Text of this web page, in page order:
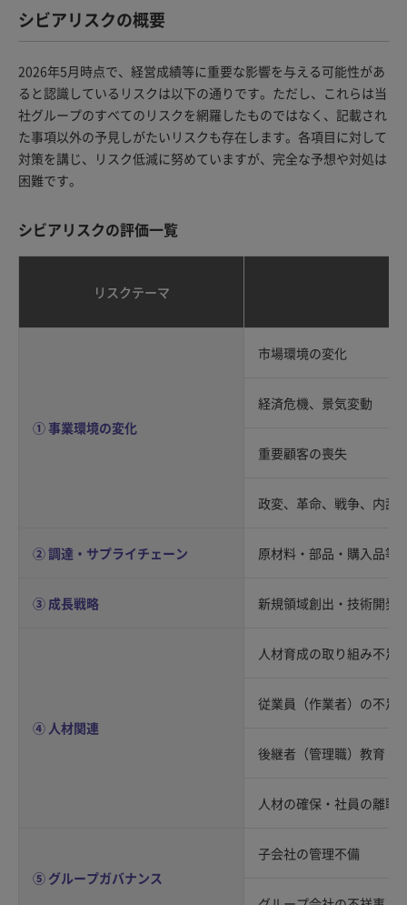
シビアリスクの概要
2026年5月時点で、経営成績等に重要な影響を与える可能性があ
ると認識しているリスクは以下の通りです。ただし、これらは当
社グループのすべてのリスクを網羅したものではなく、記載され
た事項以外の予見しがたいリスクも存在します。各項目に対して
対策を講じ、リスク低減に努めていますが、完全な予想や対処は
困難です。
シビアリスクの評価一覧
リスクテーマ
① 事業環境の変化
市場環境の変化
経済危機、景気変動
重要顧客の喪失
政変、革命、戦争、内乱
② 調達・サプライチェーン 原材料・部品・購入品等
③ 成長戦略 新規領域創出・技術開発
④ 人材関連
人材育成の取り組み不足
従業員（作業者）の不足
後継者（管理職）教育
人材の確保・社員の離職
⑤ グループガバナンス
子会社の管理不備